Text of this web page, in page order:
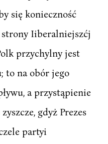
się konieczność
strony Iiberalniejszćj
przychylny jest
to na obór jego
a przystąpienie
gdyż Prezes
partyi